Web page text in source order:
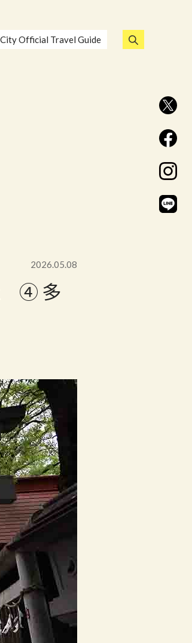
Official Travel Guide
2026.05.08
④ 多